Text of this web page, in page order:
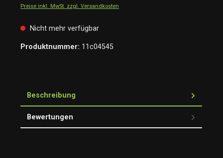
Preise inkl. MwSt. zzgl. Versandkosten
Nicht mehr verfügbar
Produktnummer: 11c04545
Beschreibung
Bewertungen